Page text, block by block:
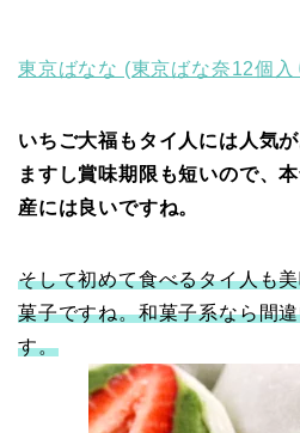
東京ばなな (東京ばな奈12個入
いちご大福もタイ人には人気
ますし賞味期限も短いので、
産には良いですね。
そして初めて食べるタイ人も
菓子ですね。和菓子系なら間
す。